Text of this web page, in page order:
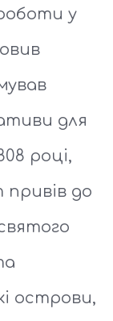
у
для
році,
до
острови,